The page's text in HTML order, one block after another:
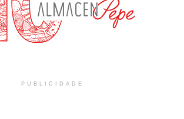
PUBLICIDADE